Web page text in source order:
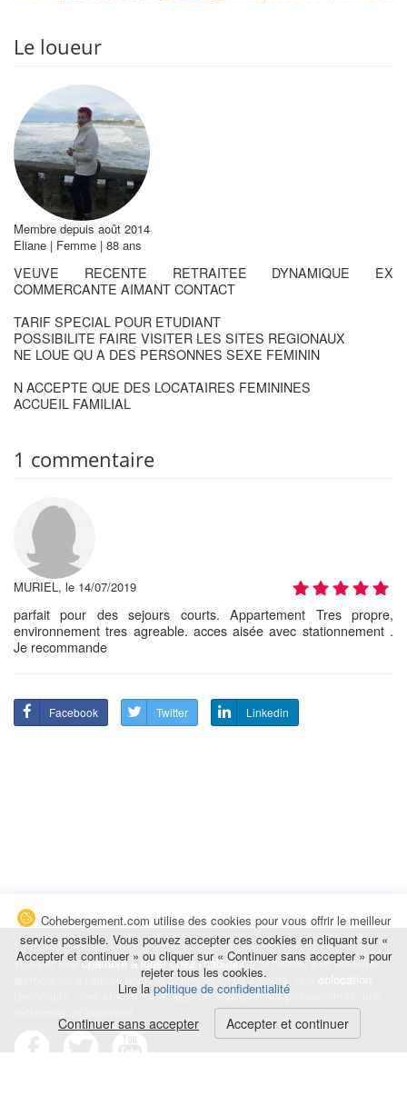
Le loueur
Membre depuis août 2014
Eliane | Femme | 88 ans
VEUVE RECENTE RETRAITEE DYNAMIQUE EX
COMMERCANTE AIMANT CONTACT
TARIF SPECIAL POUR ETUDIANT
POSSIBILITE FAIRE VISITER LES SITES REGIONAUX
NE LOUE QU A DES PERSONNES SEXE FEMININ
N ACCEPTE QUE DES LOCATAIRES FEMININES
ACCUEIL FAMILIAL
1 commentaire
MURIEL, le 14/07/2019
parfait pour des sejours courts. Appartement Tres propre,
environnement tres agreable. acces aisée avec stationnement .
Je recommande
Facebook Twitter Linkedin
Trouvez unechambre à louer chez l'habitantà la nuitée, à la semaine,
au mois ou à l'année pour de courts et longs séjours, une
temporaire : des études, un stage, un déplacement professionnel, une
Cohebergement.com utilise des cookies pour vous offrir le meilleur
service possible. Vous pouvez accepter ces cookies en cliquant sur «
Accepter et continuer » ou cliquer sur « Continuer sans accepter » pour
rejeter tous les cookies.
Lire la politique de confidentialité
Continuer sans accepter Accepter et continuer